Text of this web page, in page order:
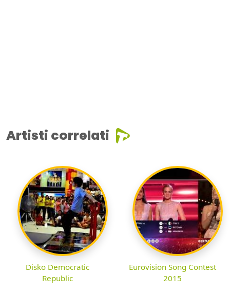
Artisti correlati
Disko Democratic
Republic
Eurovision Song Contest
2015